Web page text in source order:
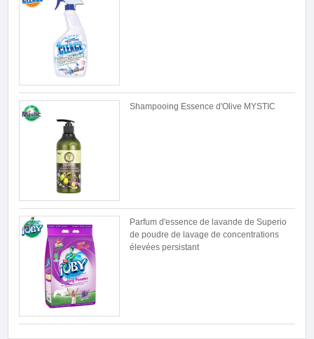
Shampooing Essence d'Olive MYSTIC
Parfum d'essence de lavande de Superio
de poudre de lavage de concentrations
élevées persistant